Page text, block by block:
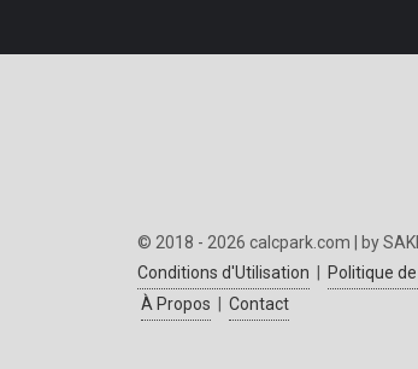
© 2018 - 2026 calcpark.com | by
Conditions d'Utilisation | Politique
À Propos | Contact